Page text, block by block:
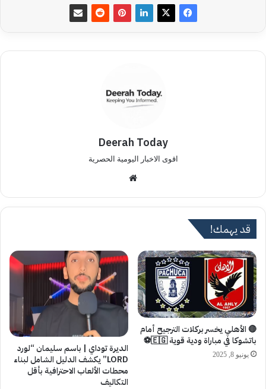
Deerah Today
اقوى الاخبار اليومية الحصرية
الوي
قد يهمك!
🔴 الأهلي يخسر بركلات الترجيح أمام
باتشوكا في مباراة ودية قوية 🇪🇬⚽️
يونيو 8, 2025
الديرة توداي | باسم سليمان “لورد
LORD” يكشف الدليل الشامل لبناء
محطات الألعاب الاحترافية بأقل
التكاليف